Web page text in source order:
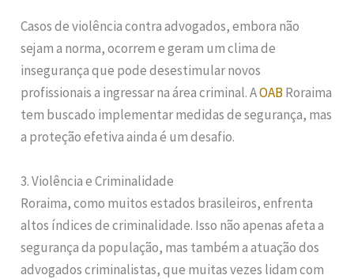
Casos de violência contra advogados, embora não
sejam a norma, ocorrem e geram um clima de
insegurança que pode desestimular novos
profissionais a ingressar na área criminal. AOABRoraima
tem buscado implementar medidas de segurança, mas
a proteção efetiva ainda é um desafio.
3. Violência e Criminalidade
Roraima, como muitos estados brasileiros, enfrenta
altos índices de criminalidade. Isso não apenas afeta a
segurança da população, mas também a atuação dos
advogados criminalistas, que muitas vezes lidam com